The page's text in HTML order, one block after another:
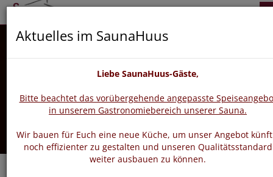
zurück
Aktuelles im SaunaHuus
Liebe SaunaHuus-Gäste,
Bitte beachtet das vorübergehende angepasste
in unserem Gastronomiebereich unserer Sauna.
Wir bauen für Euch eine neue Küche, um unser Angebot
noch effizienter zu gestalten und unseren Qualitätsstandard
weiter ausbauen zu können.